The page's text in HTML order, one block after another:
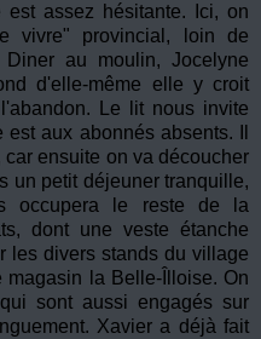
assez hésitante. Ici, on
vivre" provincial, loin de
au moulin, Jocelyne
d'elle-même elle y croit
Le lit nous invite
aux abonnés absents. Il
ensuite on va découcher
un petit déjeuner tranquille,
occupera le reste de la
dont une veste étanche
les divers stands du village
la Belle-Îlloise. On
sont aussi engagés sur
Xavier a déjà fait